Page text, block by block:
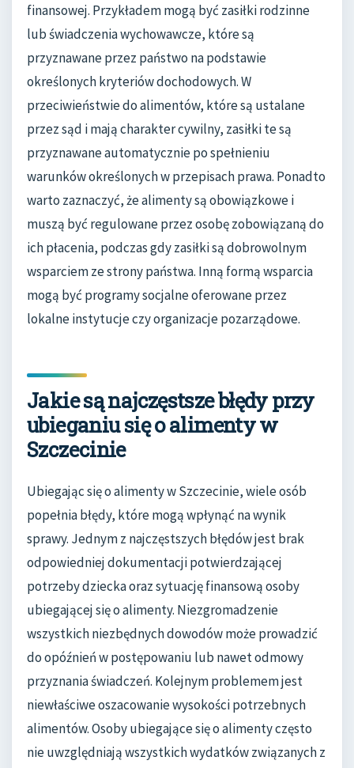
finansowej. Przykładem mogą być zasiłki rodzinne
lub świadczenia wychowawcze, które są
przyznawane przez państwo na podstawie
określonych kryteriów dochodowych. W
przeciwieństwie do alimentów, które są ustalane
przez sąd i mają charakter cywilny, zasiłki te są
przyznawane automatycznie po spełnieniu
warunków określonych w przepisach prawa. Ponadto
warto zaznaczyć, że alimenty są obowiązkowe i
muszą być regulowane przez osobę zobowiązaną do
ich płacenia, podczas gdy zasiłki są dobrowolnym
wsparciem ze strony państwa. Inną formą wsparcia
mogą być programy socjalne oferowane przez
lokalne instytucje czy organizacje pozarządowe.
Jakie są najczęstsze błędy przy
ubieganiu się o alimenty w
Szczecinie
Ubiegając się o alimenty w Szczecinie, wiele osób
popełnia błędy, które mogą wpłynąć na wynik
sprawy. Jednym z najczęstszych błędów jest brak
odpowiedniej dokumentacji potwierdzającej
potrzeby dziecka oraz sytuację finansową osoby
ubiegającej się o alimenty. Niezgromadzenie
wszystkich niezbędnych dowodów może prowadzić
do opóźnień w postępowaniu lub nawet odmowy
przyznania świadczeń. Kolejnym problemem jest
niewłaściwe oszacowanie wysokości potrzebnych
alimentów. Osoby ubiegające się o alimenty często
nie uwzględniają wszystkich wydatków związanych z